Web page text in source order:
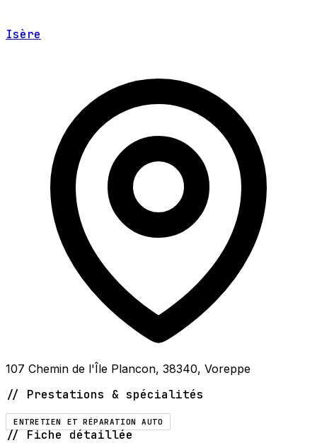
Isère
107 Chemin de l'Île Plancon, 38340, Voreppe
// Prestations & spécialités
ENTRETIEN ET RÉPARATION AUTO
// Fiche détaillée